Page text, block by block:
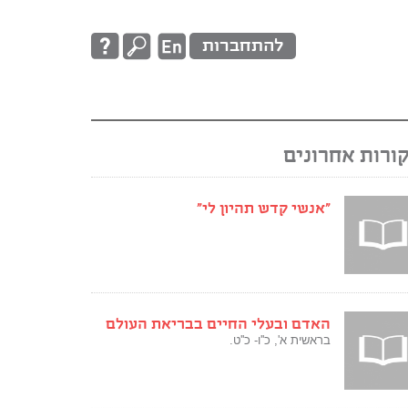
להתחברות
אחרונים
"אנשי קדש תהיון לי"
האדם ובעלי החיים בבריאת העולם
בראשית א', כ''ו- כ''ט.